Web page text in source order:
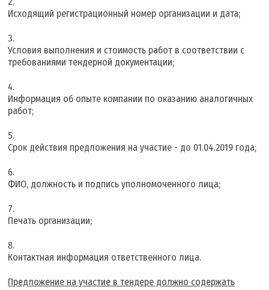
Исходящий регистрационный номер организации и дата;
Условия выполнения и стоимость работ в соответствии с
требованиями тендерной документации;
Информация об опыте компании по оказанию аналогичных
работ;
Срок действия предложения на участие - до 01.04.2019 года;
ФИО, должность и подпись уполномоченного лица;
Печать организации;
Контактная информация ответственного лица.
Предложение на участие в тендере должно содержать